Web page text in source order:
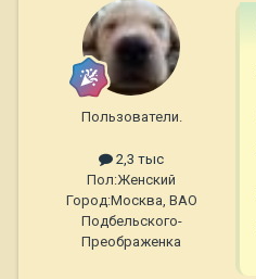
Пользователи.
2,3 тыс
Пол:Женский
Город:Москва, ВАО
Подбельского-
Преображенка